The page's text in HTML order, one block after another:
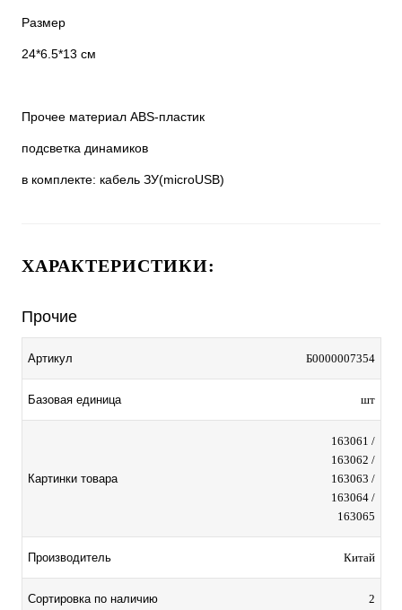
Размер
24*6.5*13 см
Прочее материал ABS-пластик
подсветка динамиков
в комплекте: кабель ЗУ(microUSB)
ХАРАКТЕРИСТИКИ:
Прочие
Артикул Б0000007354
Базовая единица шт
Картинки товара
163061 /
163062 /
163063 /
163064 /
163065
Производитель Китай
Сортировка по наличию 2